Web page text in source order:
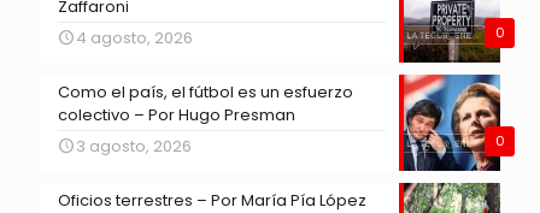
0
Zaffaroni
4 agosto, 2026
0
Como el país, el fútbol es un esfuerzo
colectivo – Por Hugo Presman
3 agosto, 2026
Oficios terrestres – Por María Pía López